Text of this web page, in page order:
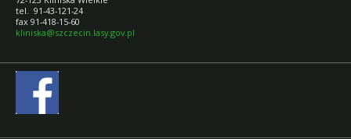
tel. 91-43-121-24
fax 91-418-15-60
kliniska@szczecin.lasy.gov.pl